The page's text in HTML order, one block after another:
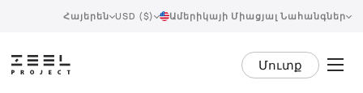
Հայերեն USD ($) Ամերիկայի Միացյալ Նահանգներ
Մուտք